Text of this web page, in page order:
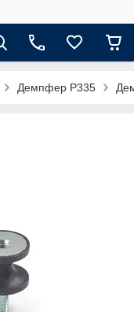
Демпфер P335